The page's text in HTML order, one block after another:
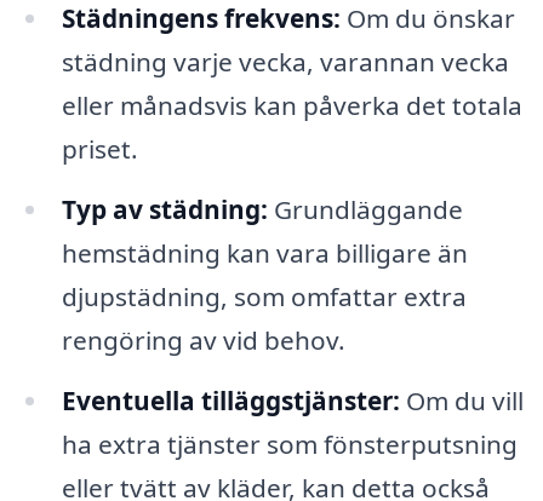
Städningens frekvens: Om du önskar
städning varje vecka, varannan vecka
eller månadsvis kan påverka det totala
priset.
Typ av städning: Grundläggande
hemstädning kan vara billigare än
djupstädning, som omfattar extra
rengöring av vid behov.
Eventuella tilläggstjänster: Om du vill
ha extra tjänster som fönsterputsning
eller tvätt av kläder, kan detta också